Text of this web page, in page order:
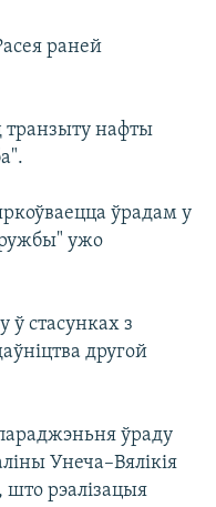
раней
транзыту нафты
ўрадам у
ужо
ў стасунках з
другой
ўраду
Унеча–Вялікія
што рэалізацыя